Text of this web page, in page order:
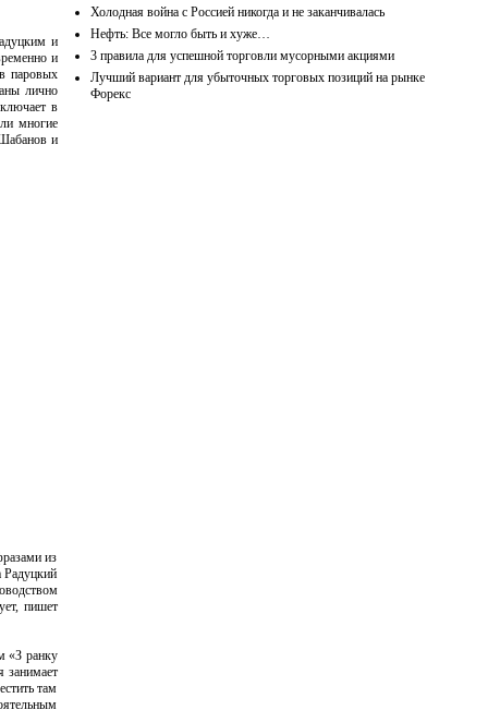
и
и
паровых
лично
в
многие
и
из
Радуцкий
пишет
«З ранку
занимает
там
Холодная война с Россией никогда и не заканчивалась
Нефть: Все могло быть и хуже…
3 правила для успешной торговли мусорными акциями
Лучший вариант для убыточных торговых позиций на рынке
Форекс